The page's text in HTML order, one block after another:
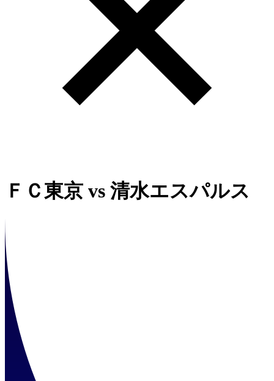
ＦＣ東京 vs 清水エスパルス